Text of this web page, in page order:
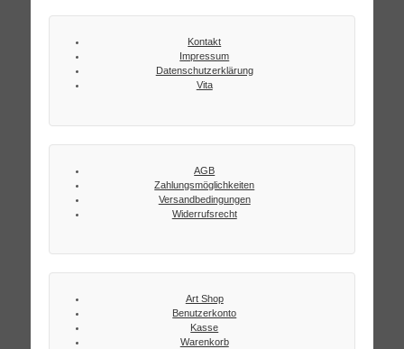
Kontakt
Impressum
Datenschutzerklärung
Vita
AGB
Zahlungsmöglichkeiten
Versandbedingungen
Widerrufsrecht
Art Shop
Benutzerkonto
Kasse
Warenkorb